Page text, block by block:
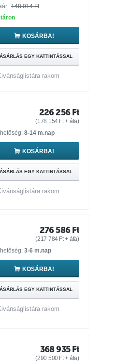
148 014 Ft
KOSÁRBA!
EGY KATTINTÁSSAL
rakom
226 256 Ft
(178 154 Ft+ áfa)
8-14 m.nap
KOSÁRBA!
EGY KATTINTÁSSAL
rakom
276 586 Ft
(217 784 Ft+ áfa)
3-6 m.nap
KOSÁRBA!
EGY KATTINTÁSSAL
rakom
368 935 Ft
(290 500 Ft+ áfa)